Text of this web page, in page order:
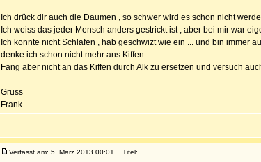
Ich drück dir auch die Daumen , so schwer wird es schon nicht
Ich weiss das jeder Mensch anders gestrickt ist , aber bei mir war
Ich konnte nicht Schlafen , hab geschwizt wie ein ... und bin immer
denke ich schon nicht mehr ans Kiffen .
Fang aber nicht an das Kiffen durch Alk zu ersetzen und versuch
Gruss
Frank
Verfasst am: 5. März 2013 00:01 Titel: